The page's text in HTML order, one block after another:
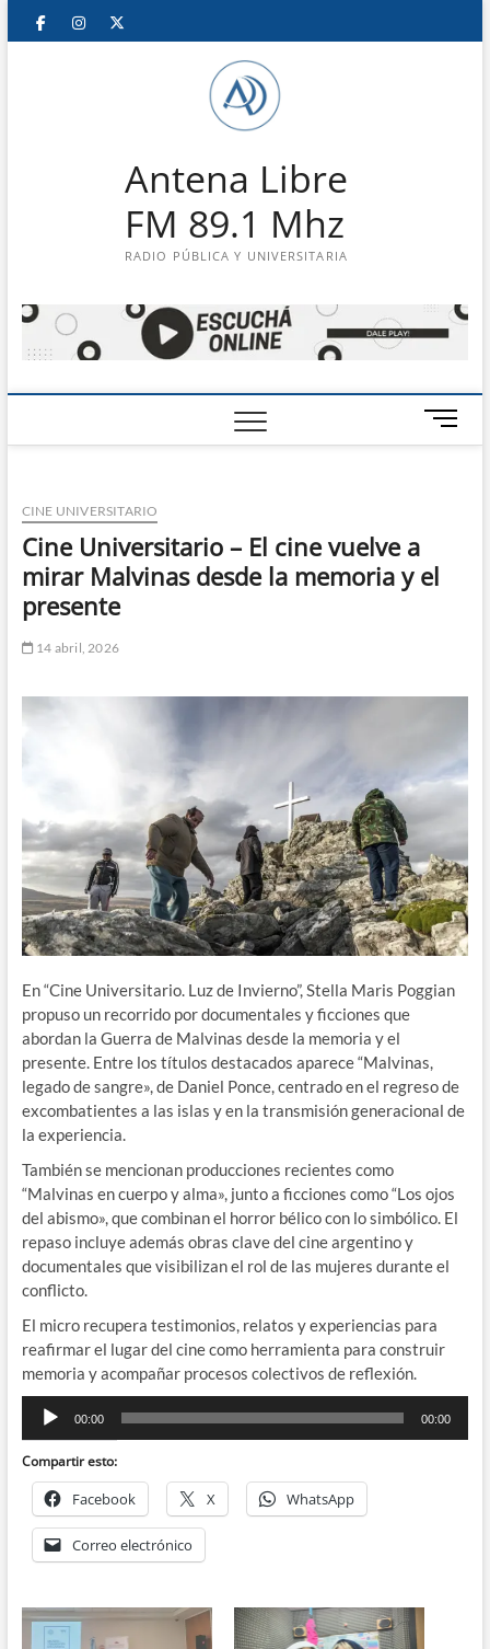
Saltar
FacebookInstagram
Antena Libre
FM 89.1 Mhz
RADIO PÚBLICA Y UNIVERSITARIA
B
o
e
m
CINE UNIVERSITARIO
Cine Universitario – El cine vuelve a
mirar Malvinas desde la memoria y el
presente
14 abril, 2026
En “Cine Universitario. Luz de Invierno”, Stella Maris Poggian
propuso un recorrido por documentales y ficciones que
abordan la Guerra de Malvinas desde la memoria y el
presente. Entre los títulos destacados aparece “Malvinas,
legado de sangre», de Daniel Ponce, centrado en el regreso de
excombatientes a las islas y en la transmisión generacional de
la experiencia.
También se mencionan producciones recientes como
“Malvinas en cuerpo y alma», junto a ficciones como “Los ojos
del abismo», que combinan el horror bélico con lo simbólico. El
repaso incluye además obras clave del cine argentino y
documentales que visibilizan el rol de las mujeres durante el
conflicto.
El micro recupera testimonios, relatos y experiencias para
reafirmar el lugar del cine como herramienta para construir
memoria y acompañar procesos colectivos de reflexión.
Reproductor
audio
00:00 00:00
Compartir esto:
Facebook X WhatsApp
Correo electrónico